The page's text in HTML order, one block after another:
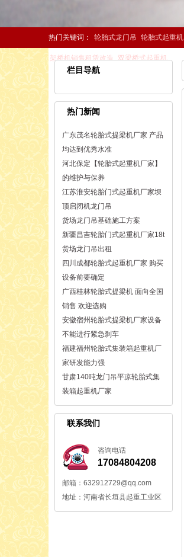
热门关键词： 轮胎式龙门吊 轮胎式起重机
架桥机销售租赁改造 双梁桥式起重机
栏目导航
热门新闻
广东茂名轮胎式提梁机厂家 产品
均达到优秀水准
河北保定【轮胎式起重机厂家】
的维护与保养
江苏淮安轮胎门式起重机厂家坝
顶启闭机龙门吊
货场龙门吊基础施工方案
新疆昌吉轮胎门式起重机厂家18t
货场龙门吊出租
四川成都轮胎式起重机厂家 购买
设备前要确定
广西桂林轮胎式提梁机 面向全国
销售 欢迎选购
安徽宿州轮胎式提梁机厂家设备
不能进行紧急刹车
福建福州轮胎式集装箱起重机厂
家研发能力强
甘肃140吨龙门吊平凉轮胎式集
装箱起重机厂家
联系我们
咨询电话
17084804208
邮箱：632912729@qq.com
地址：河南省长垣县起重工业区